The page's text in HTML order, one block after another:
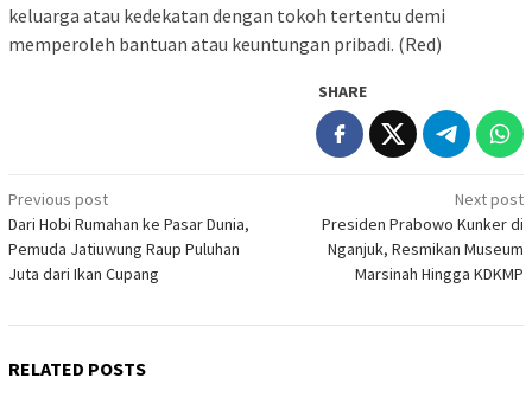
keluarga atau kedekatan dengan tokoh tertentu demi
memperoleh bantuan atau keuntungan pribadi. (Red)
SHARE
Post
navigation
Previous post
Dari Hobi Rumahan ke Pasar Dunia,
Pemuda Jatiuwung Raup Puluhan
Juta dari Ikan Cupang
Next post
Presiden Prabowo Kunker di
Nganjuk, Resmikan Museum
Marsinah Hingga KDKMP
RELATED POSTS